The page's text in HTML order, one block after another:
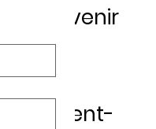
venir
dès
moment-